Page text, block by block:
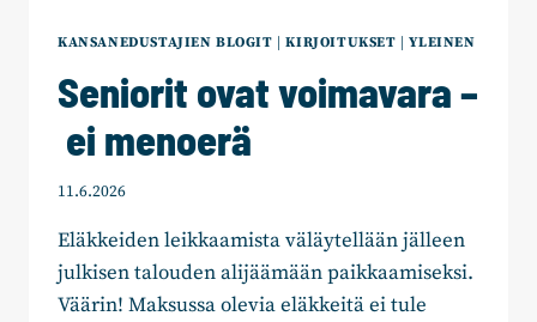
KANSANEDUSTAJIEN BLOGIT |KIRJOITUKSET |YLEINEN
Seniorit ovat voimavara –
ei menoerä
11.6.2026
Eläkkeiden leikkaamista väläytellään jälleen
julkisen talouden alijäämään paikkaamiseksi.
Väärin! Maksussa olevia eläkkeitä ei tule